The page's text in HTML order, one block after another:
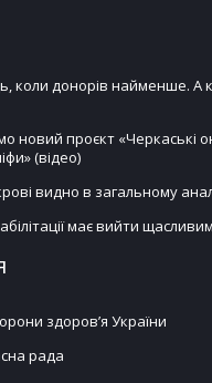
коли донорів найменше. А
новий проєкт «Черкаські
(відео)
видно в загальному
має вийти щасливим
здоров’я України
рада